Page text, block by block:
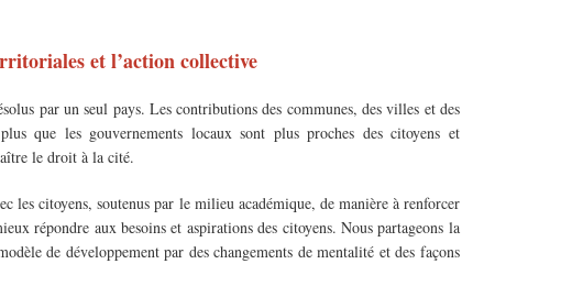
et l’action collective
par un seul pays. Les contributions des communes, des villes et des
que les gouvernements locaux sont plus proches des citoyens et
le droit à la cité.
les citoyens, soutenus par le milieu académique, de manière à renforcer
répondre aux besoins et aspirations des citoyens. Nous partageons la
de développement par des changements de mentalité et des façons